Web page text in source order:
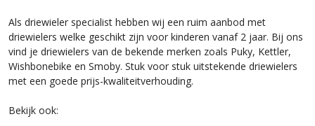
Als driewieler specialist hebben wij een ruim aanbod met
driewielers welke geschikt zijn voor kinderen vanaf 2 jaar. Bij ons
vind je driewielers van de bekende merken zoals Puky, Kettler,
Wishbonebike en Smoby. Stuk voor stuk uitstekende driewielers
met een goede prijs-kwaliteitverhouding.
Bekijk ook: